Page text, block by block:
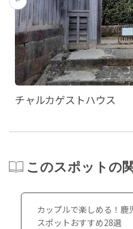
チャルカゲストハウス
このスポットの
カップルで楽しめる！鹿
スポットおすすめ28選